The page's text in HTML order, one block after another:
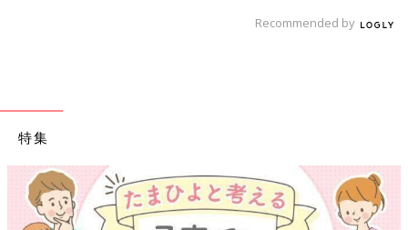
ハのさけび #135]
Recommended by
特集
【ワクチン接種できるものも】妊婦の感染症対策、知っ